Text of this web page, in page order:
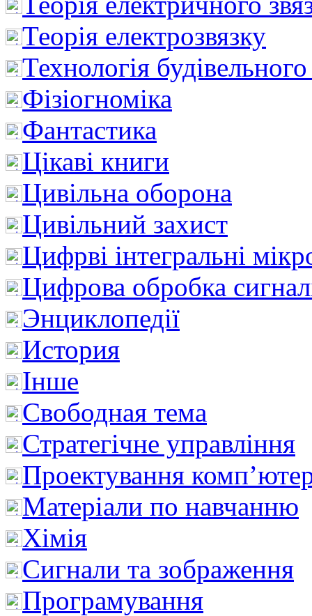
Теорія електрозвязку
Технологія
Фізіогноміка
Фантастика
Цікаві книги
Цивільна оборона
Цивільний захист
Цифрві інтегральні
Цифрова обробка
Энциклопедії
История
Інше
Свободная тема
Стратегічне управління
Проектування
Матеріали по навчанню
Хімія
Сигнали та зображення
Програмування